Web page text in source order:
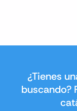
¿Tienes
buscando?